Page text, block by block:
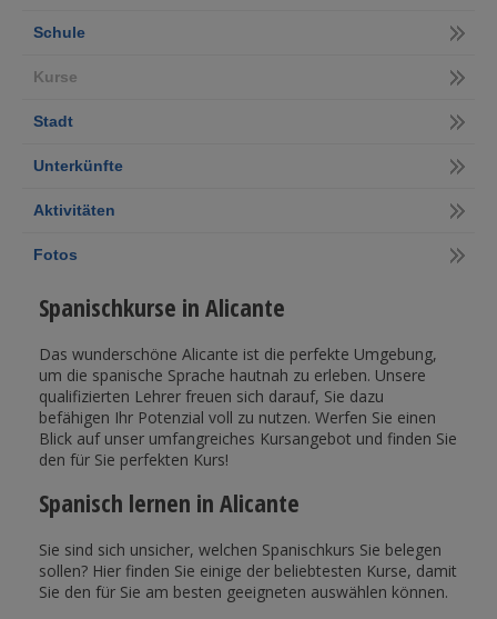
Schule
Kurse
Stadt
Unterkünfte
Aktivitäten
Fotos
Spanischkurse in Alicante
Das wunderschöne Alicante ist die perfekte Umgebung,
um die spanische Sprache hautnah zu erleben. Unsere
qualifizierten Lehrer freuen sich darauf, Sie dazu
befähigen Ihr Potenzial voll zu nutzen. Werfen Sie einen
Blick auf unser umfangreiches Kursangebot und finden Sie
den für Sie perfekten Kurs!
Spanisch lernen in Alicante
Sie sind sich unsicher, welchen Spanischkurs Sie belegen
sollen? Hier finden Sie einige der beliebtesten Kurse, damit
Sie den für Sie am besten geeigneten auswählen können.